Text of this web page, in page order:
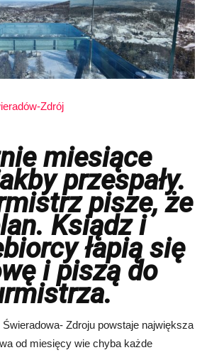
Zdrój
miesiące
przespały.
pisze, że
Ksiądz i
łapią się
i piszą do
Zdroju powstaje największa
od miesięcy wie chyba każde